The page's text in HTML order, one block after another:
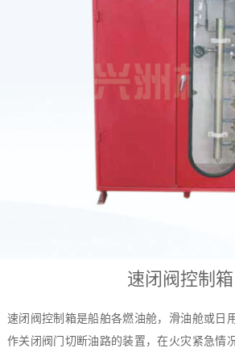
速闭阀控制箱
速闭阀控制箱是船舶各燃油舱，滑油舱或日
作关闭阀门切断油路的装置，在火灾紧急情